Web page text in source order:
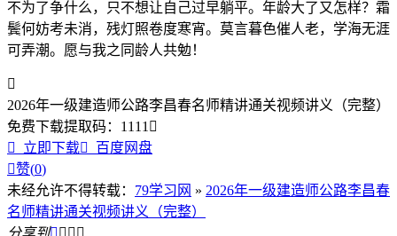
不为了争什么，只不想让自己过早躺平。年龄大了又怎样？霜
鬓何妨考未消，残灯照卷度寒宵。莫言暮色催人老，学海无涯
可弄潮。愿与我之同龄人共勉！

2026年一级建造师公路李昌春名师精讲通关视频讲义（完整）
免费下载提取码： 1111 

立即下载
百度网盘
赞(0)
未经允许不得转载： 79学习网 » 2026年一级建造师公路李昌春
名师精讲通关视频讲义（完整）
分享到   